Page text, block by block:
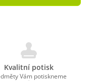
Kvalitní potisk
Vám potiskneme